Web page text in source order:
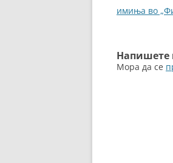
o
за
имиња во
Напишете
Мора да се